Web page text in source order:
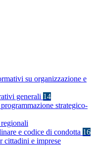
su organizzazione e
generali 14
strategico-
e codice di condotta 16
cittadini e imprese